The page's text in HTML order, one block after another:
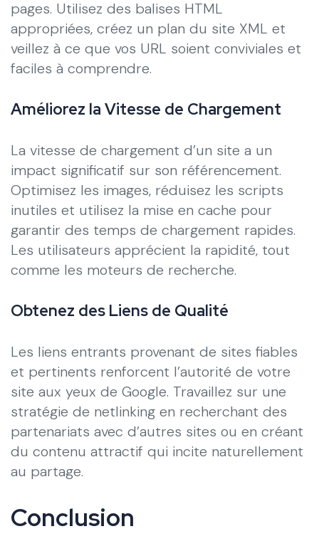
pages. Utilisez des balises HTML
appropriées, créez un plan du site XML et
veillez à ce que vos URL soient conviviales et
faciles à comprendre.
Améliorez la Vitesse de Chargement
La vitesse de chargement d’un site a un
impact significatif sur son référencement.
Optimisez les images, réduisez les scripts
inutiles et utilisez la mise en cache pour
garantir des temps de chargement rapides.
Les utilisateurs apprécient la rapidité, tout
comme les moteurs de recherche.
Obtenez des Liens de Qualité
Les liens entrants provenant de sites fiables
et pertinents renforcent l’autorité de votre
site aux yeux de Google. Travaillez sur une
stratégie de netlinking en recherchant des
partenariats avec d’autres sites ou en créant
du contenu attractif qui incite naturellement
au partage.
Conclusion